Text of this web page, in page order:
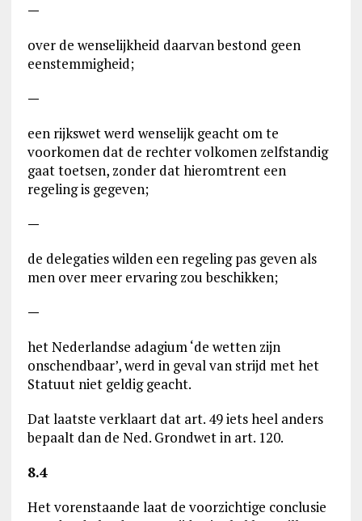
—
over de wenselijkheid daarvan bestond geen
eenstemmigheid;
—
een rijkswet werd wenselijk geacht om te
voorkomen dat de rechter volkomen zelfstandig
gaat toetsen, zonder dat hieromtrent een
regeling is gegeven;
—
de delegaties wilden een regeling pas geven als
men over meer ervaring zou beschikken;
—
het Nederlandse adagium ‘de wetten zijn
onschendbaar’, werd in geval van strijd met het
Statuut niet geldig geacht.
Dat laatste verklaart dat art. 49 iets heel anders
bepaalt dan de Ned. Grondwet in art. 120.
8.4
Het vorenstaande laat de voorzichtige conclusie